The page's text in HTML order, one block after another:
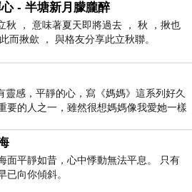
有
- 半塘新月朦朧醉
秋 ， 意味著夏天即將過去 ， 秋 ，揪也
而揪歛 ， 與格友分享此立秋聯。
感，平靜的心，寫《媽媽》這系列好久
要的人之一，雖然很想媽媽像我愛她一樣
面平靜如昔，心中悸動無法平息。 只有
已向你傾斜。